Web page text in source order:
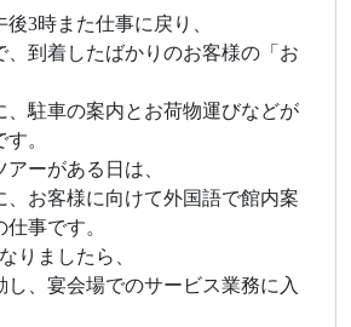
3時また仕事に戻り、
、到着したばかりのお客様の「お
、駐車の案内とお荷物運びなどが
。
ーがある日は、
、お客様に向けて外国語で館内案
事です。
りましたら、
し、宴会場でのサービス業務に入